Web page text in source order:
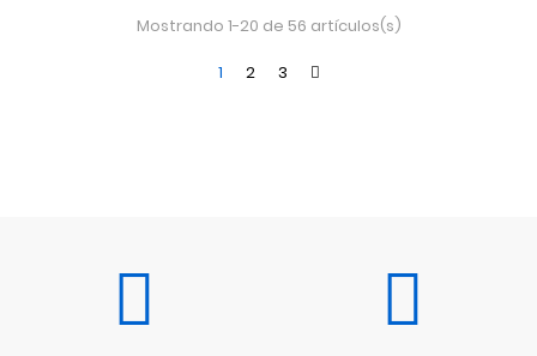
Mostrando 1-20 de 56 artículos(s)
1 2 3